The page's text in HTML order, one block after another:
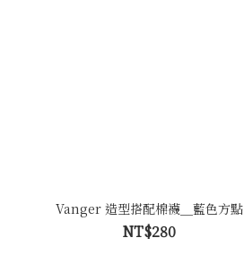
Vanger 造型搭配棉襪＿藍色方點
NT$280